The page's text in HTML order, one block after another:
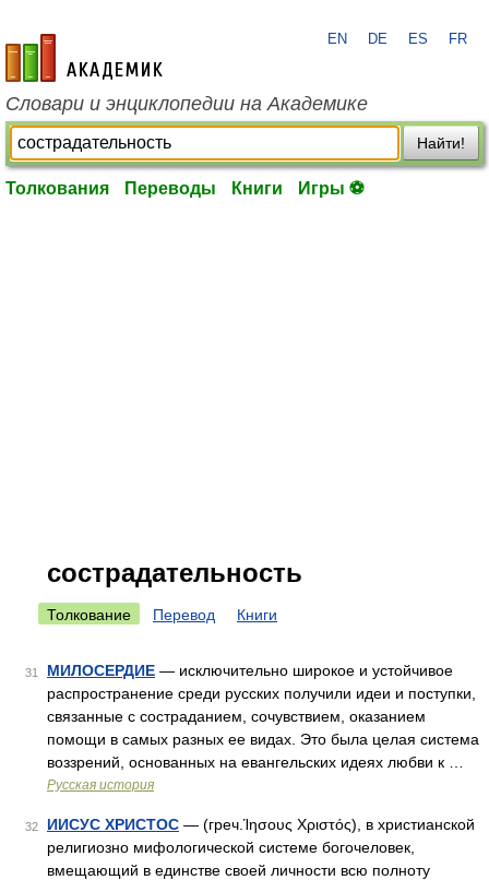
academic.ru
EN DE ES FR
Словари и энциклопедии на Академике
Найти!
Толкования Переводы Книги Игры ⚽
сострадательность
Толкование Перевод Книги
31 МИЛОСЕРДИЕ — исключительно широкое и устойчивое
распространение среди русских получили идеи и поступки,
связанные с состраданием, сочувствием, оказанием
помощи в самых разных ее видах. Это была целая система
воззрений, основанных на евангельских идеях любви к …
Русская история
32 ИИСУС ХРИСТОС — (греч.Ίησους Χριστός), в христианской
религиозно мифологической системе богочеловек,
вмещающий в единстве своей личности всю полноту